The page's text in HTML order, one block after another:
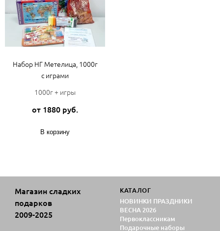
Набор НГ Метелица, 1000г
с играми
1000г + игры
от 1880 руб.
В корзину
Магазин сладких
подарков
2009-2025
КАТАЛОГ
НОВИНКИ ПРАЗДНИКИ
ВЕСНА 2026
Первоклассникам
Подарочные наборы